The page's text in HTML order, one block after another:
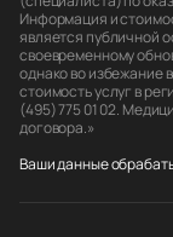
Информация и
является публичной
своевременному
однако во избежание
стоимость услуг в
(495) 775 01 02.
договора.»
Ваши данные